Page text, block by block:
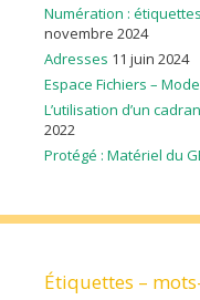
Numération :
novembre 2024
Adresses 11 juin 2024
Espace Fichiers –
L’utilisation d’un
2022
Protégé : Matériel du
Étiquettes –